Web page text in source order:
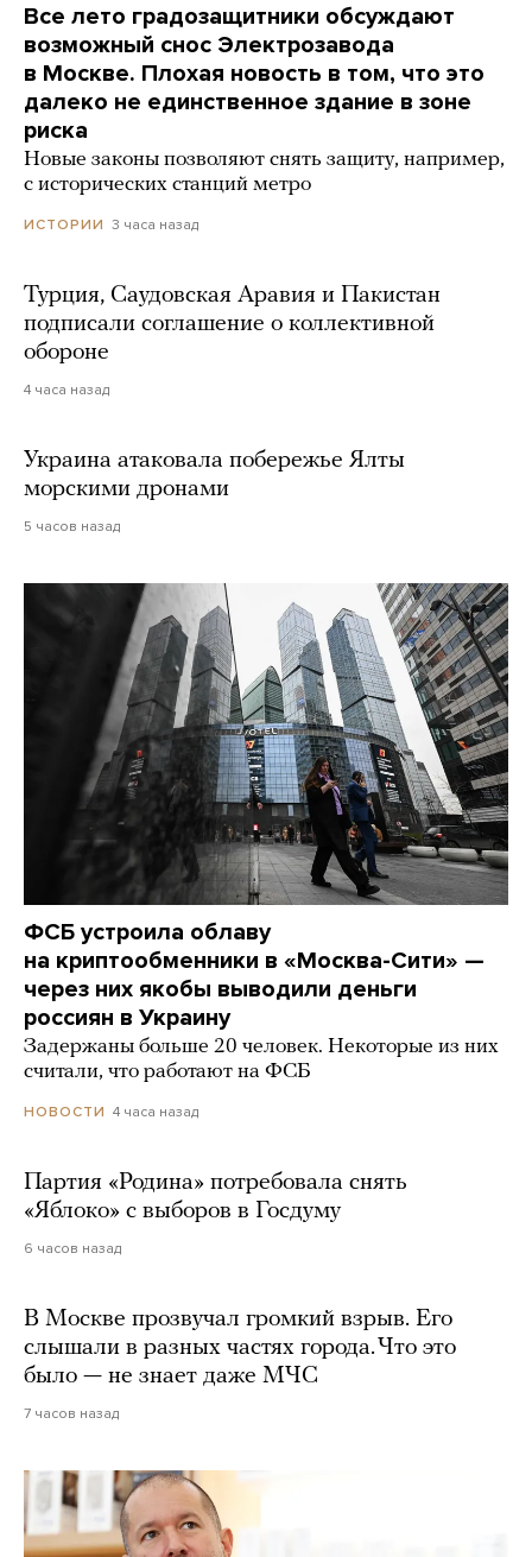
Все лето градозащитники обсуждают
возможный снос Электрозавода
в Москве. Плохая новость в том, что это
далеко не единственное здание в зоне
риска
Новые законы позволяют снять защиту, например,
с исторических станций метро
ИСТОРИИ 3 часа назад
Турция, Саудовская Аравия и Пакистан
подписали соглашение о коллективной
обороне
4 часа назад
Украина атаковала побережье Ялты
морскими дронами
5 часов назад
ФСБ устроила облаву
на криптообменники в «Москва-Сити» —
через них якобы выводили деньги
россиян в Украину
Задержаны больше 20 человек. Некоторые из них
считали, что работают на ФСБ
НОВОСТИ 4 часа назад
Партия «Родина» потребовала снять
«Яблоко» с выборов в Госдуму
6 часов назад
В Москве прозвучал громкий взрыв. Его
слышали в разных частях города. Что это
было — не знает даже МЧС
7 часов назад